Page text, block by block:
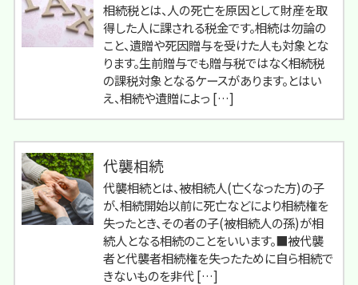
相続税とは、人の死亡を原因として財産を取
得した人に課される税金です。相続は勿論の
こと、遺贈や死因贈与を受けた人も対象とな
ります。生前贈与でも贈与税ではなく相続税
の課税対象となるケースがあります。とはい
え、相続や遺贈によっ […]
代襲相続
代襲相続とは、被相続人(亡くなった方)の子
が、相続開始以前に死亡などにより相続権を
失ったとき、その者の子(被相続人の孫)が相
続人となる相続のことをいいます。■被代襲
者と代襲者相続権を失ったために自ら相続で
きないものを非代 […]